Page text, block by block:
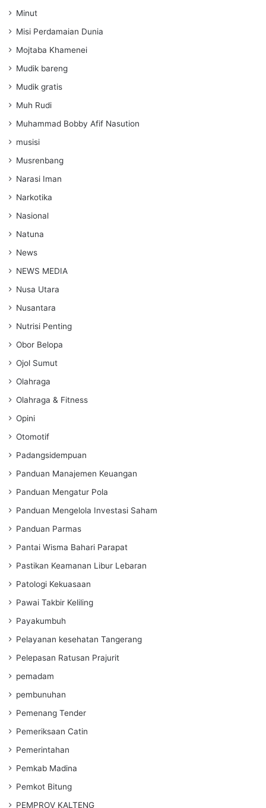
Minut
Misi Perdamaian Dunia
Mojtaba Khamenei
Mudik bareng
Mudik gratis
Muh Rudi
Muhammad Bobby Afif Nasution
musisi
Musrenbang
Narasi Iman
Narkotika
Nasional
Natuna
News
NEWS MEDIA
Nusa Utara
Nusantara
Nutrisi Penting
Obor Belopa
Ojol Sumut
Olahraga
Olahraga & Fitness
Opini
Otomotif
Padangsidempuan
Panduan Manajemen Keuangan
Panduan Mengatur Pola
Panduan Mengelola Investasi Saham
Panduan Parmas
Pantai Wisma Bahari Parapat
Pastikan Keamanan Libur Lebaran
Patologi Kekuasaan
Pawai Takbir Keliling
Payakumbuh
Pelayanan kesehatan Tangerang
Pelepasan Ratusan Prajurit
pemadam
pembunuhan
Pemenang Tender
Pemeriksaan Catin
Pemerintahan
Pemkab Madina
Pemkot Bitung
PEMPROV KALTENG